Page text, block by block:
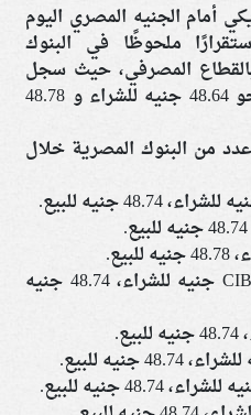
أمام الجنيه المصري اليوم
31 يوليو 2025 استقرارًا ملحوظًا في البنوك
المصرفي، حيث سجل
في البنك المركزي المصري نحو 48.64 جنيه للشراء و 48.78
من البنوك المصرية خلال
البنك التجاري الدولي CIB: 48.64 جنيه للشراء، 48.74 جنيه